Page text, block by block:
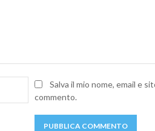
Nome:Salva il mio nome, email e
commento.